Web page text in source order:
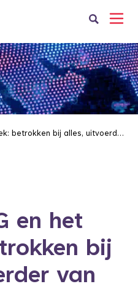
bij alles, uitvoerder van niets
en het
bij
van